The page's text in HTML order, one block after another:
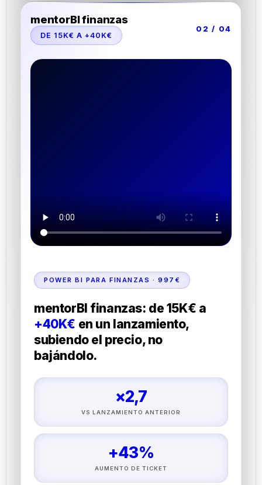
mentorBI finanzas
DE 15K€ A +40K€
02 / 04
POWER BI PARA FINANZAS · 997€
mentorBI finanzas: de 15K€ a
+40K€ en un lanzamiento,
subiendo el precio, no
bajándolo.
×2,7
VS LANZAMIENTO ANTERIOR
+43%
AUMENTO DE TICKET